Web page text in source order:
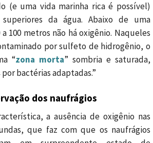
(e uma vida marinha rica é possível)
da água. Abaixo de uma
100 metros não há oxigênio. Naqueles
por sulfeto de hidrogênio, o
“zona morta” sombria e saturada,
bactérias adaptadas.”
dos naufrágios
a ausência de oxigênio nas
que faz com que os naufrágios